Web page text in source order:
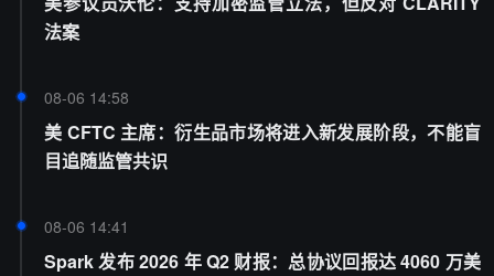
法案
08-06 14:58
美 CFTC 主席：衍生品市场将进入新发展阶段，不能盲
目追随监管共识
08-06 14:41
Spark 发布 2026 年 Q2 财报：总协议回报达 4060 万美